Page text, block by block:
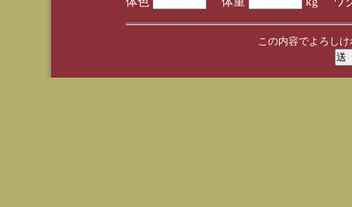
この内容でよろし